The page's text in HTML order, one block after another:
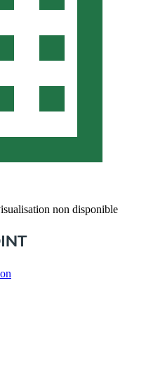
non disponible